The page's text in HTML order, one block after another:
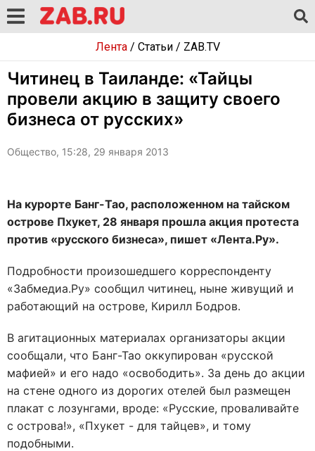
Лента/ Статьи/ ZAB.TV
Читинец в Таиланде: «Тайцы
провели акцию в защиту своего
бизнеса от русских»
Общество, 15:28, 29 января 2013
На курорте Банг-Тао, расположенном на тайском
острове Пхукет, 28 января прошла акция протеста
против «русского бизнеса», пишет «Лента.Ру».
Подробности произошедшего корреспонденту
«Забмедиа.Ру» сообщил читинец, ныне живущий и
работающий на острове, Кирилл Бодров.
В агитационных материалах организаторы акции
сообщали, что Банг-Тао оккупирован «русской
мафией» и его надо «освободить». За день до акции
на стене одного из дорогих отелей был размещен
плакат с лозунгами, вроде: «Русские, проваливайте
с острова!», «Пхукет - для тайцев», и тому
подобными.